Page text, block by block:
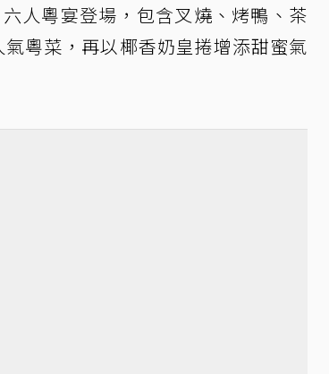
人粵宴登場，包含叉燒、烤鴨、茶
粵菜，再以椰香奶皇捲增添甜蜜氣